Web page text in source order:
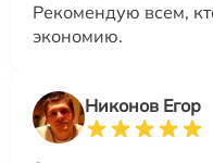
Рекомендую всем,
экономию.
Никонов Егор